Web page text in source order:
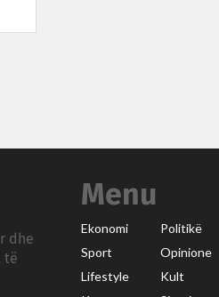
dhe
të
Menu
Ekonomi Politikë
Sport
Opinione
Lifestyle
Kult